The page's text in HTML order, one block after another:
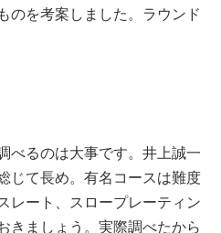
のを考案しました。ラウンド
べるのは大事です。井上誠一
じて長め。有名コースは難度
レート、スロープレーティン
きましょう。実際調べたから